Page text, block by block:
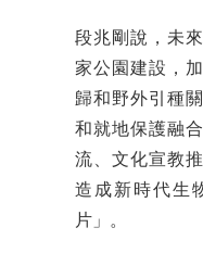
段兆剛說，未
家公園建設，
歸和野外引種
和就地保護融
流、文化宣教
造成新時代生
片」。